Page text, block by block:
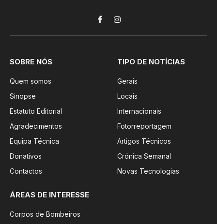
FacebookInstagram
SOBRE NÓS
Quem somos
Sinopse
Estatuto Editorial
Agradecimentos
Equipa Técnica
Donativos
Contactos
TIPO DE NOTÍCIAS
Gerais
Locais
Internacionais
Fotorreportagem
Artigos Técnicos
Crónica Semanal
Novas Tecnologias
ÁREAS DE INTERESSE
Corpos de Bombeiros